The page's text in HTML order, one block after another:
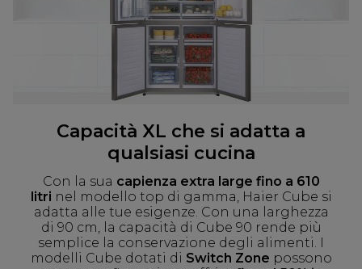
Capacità XL che si adatta a
qualsiasi cucina
Con la sua capienza extra large fino a 610
litri nel modello top di gamma, Haier Cube si
adatta alle tue esigenze. Con una larghezza
di 90 cm, la capacità di Cube 90 rende più
semplice la conservazione degli alimenti. I
modelli Cube dotati di Switch Zone possono